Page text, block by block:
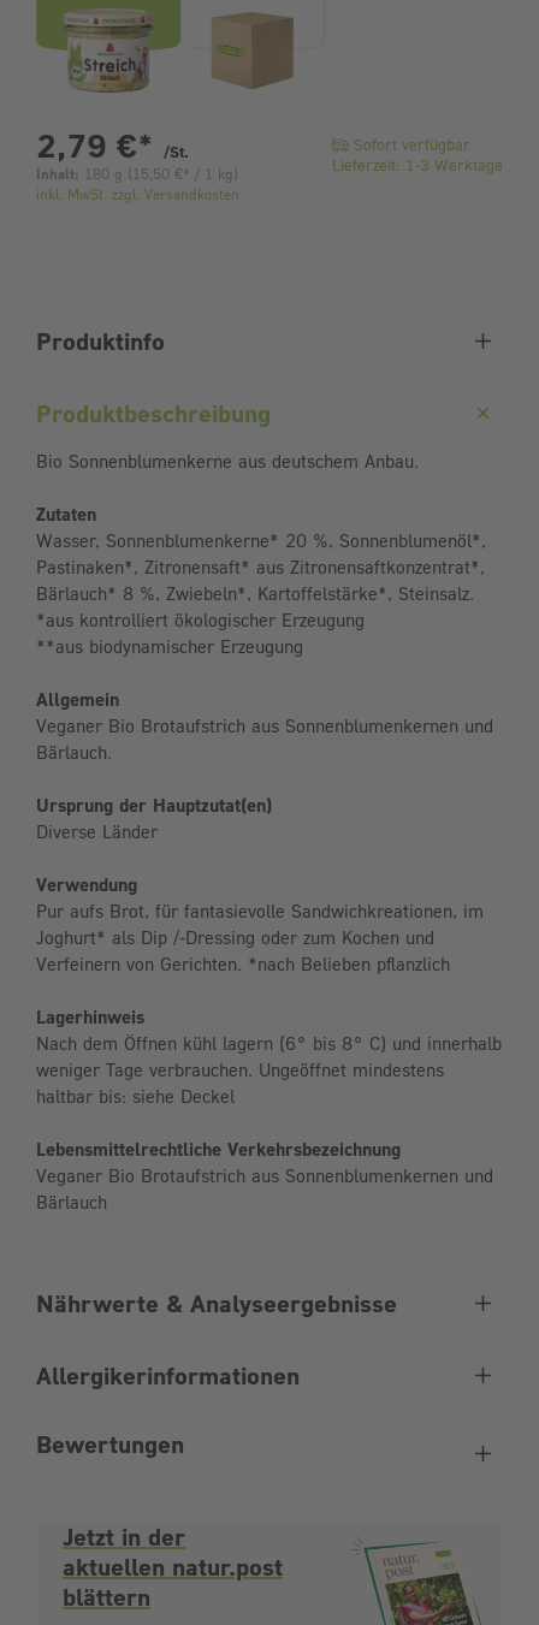
2,79 €* /St.
Inhalt: 180 g ( 15,50 € * / 1 kg)
inkl. MwSt. zzgl. Versandkosten
Sofort verfügbar
Lieferzeit: 1-3 Werktage
Produktinfo
Produktbeschreibung
Bio Sonnenblumenkerne aus deutschem Anbau.
Zutaten
Wasser, Sonnenblumenkerne* 20 %, Sonnenblumenöl*,
Pastinaken*, Zitronensaft* aus Zitronensaftkonzentrat*,
Bärlauch* 8 %, Zwiebeln*, Kartoffelstärke*, Steinsalz.
*aus kontrolliert ökologischer Erzeugung
**aus biodynamischer Erzeugung
Allgemein
Veganer Bio Brotaufstrich aus Sonnenblumenkernen und
Bärlauch.
Ursprung der Hauptzutat(en)
Diverse Länder
Verwendung
Pur aufs Brot, für fantasievolle Sandwichkreationen, im
Joghurt* als Dip /-Dressing oder zum Kochen und
Verfeinern von Gerichten. *nach Belieben pflanzlich
Lagerhinweis
Nach dem Öffnen kühl lagern (6° bis 8° C) und innerhalb
weniger Tage verbrauchen. Ungeöffnet mindestens
haltbar bis: siehe Deckel
Lebensmittelrechtliche Verkehrsbezeichnung
Veganer Bio Brotaufstrich aus Sonnenblumenkernen und
Bärlauch
Nährwerte & Analyseergebnisse
Allergikerinformationen
Bewertungen
Jetzt in der
aktuellen natur.post
blättern